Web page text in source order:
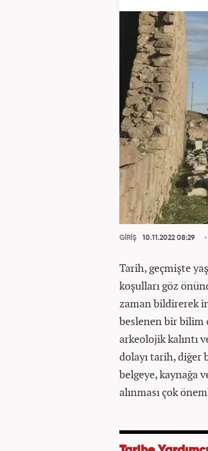
GİRİŞ 10.11.2022 08:29
Tarih, geçmişte
koşulları göz
zaman bildirerek
beslenen bir bilim
arkeolojik kalıntı
dolayı tarih, diğer
belgeye, kaynağa
alınması çok